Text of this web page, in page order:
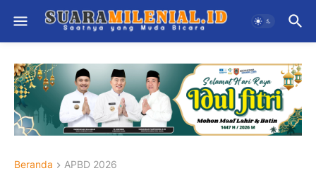
Beranda APBD 2026